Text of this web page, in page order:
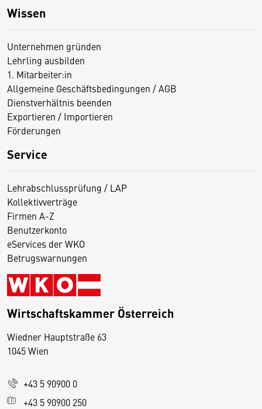
Wissen
Unternehmen gründen
Lehrling ausbilden
1. Mitarbeiter:in
Allgemeine Geschäftsbedingungen / AGB
Dienstverhältnis beenden
Exportieren / Importieren
Förderungen
Service
Lehrabschlussprüfung / LAP
Kollektivverträge
Firmen A-Z
Benutzerkonto
eServices der WKO
Betrugswarnungen
Wirtschaftskammer Österreich
Wiedner Hauptstraße 63
1045 Wien
+43 5 90900 0
+43 5 90900 250
D
s
e